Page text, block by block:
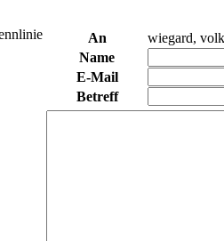
An
wiegard,
Name
E-Mail
Betreff